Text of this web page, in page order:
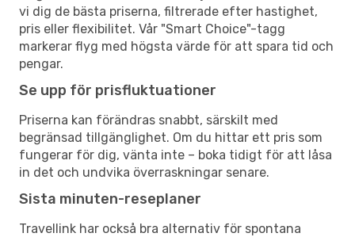
vi dig de bästa priserna, filtrerade efter hastighet,
pris eller flexibilitet. Vår "Smart Choice"-tagg
markerar flyg med högsta värde för att spara tid och
pengar.
Se upp för prisfluktuationer
Priserna kan förändras snabbt, särskilt med
begränsad tillgänglighet. Om du hittar ett pris som
fungerar för dig, vänta inte – boka tidigt för att låsa
in det och undvika överraskningar senare.
Sista minuten-reseplaner
Travellink har också bra alternativ för spontana